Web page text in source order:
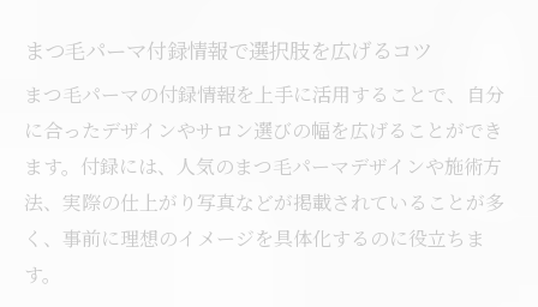
まつ毛パーマデザインの種類と伝え方のポイン
ト
まつ毛パーマのデザイン種類と選び方の基
本
まつ毛パーマ付録情報で選択肢を広げるコツ
まつ毛パーマの付録情報を上手に活用することで、自分
に合ったデザインやサロン選びの幅を広げることができ
ます。付録には、人気のまつ毛パーマデザインや施術方
法、実際の仕上がり写真などが掲載されていることが多
く、事前に理想のイメージを具体化するのに役立ちま
す。